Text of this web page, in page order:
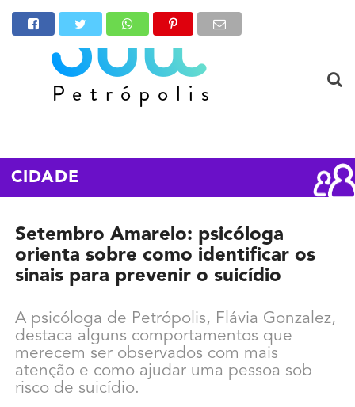
CIDADE
Setembro Amarelo: psicóloga
orienta sobre como identificar os
sinais para prevenir o suicídio
A psicóloga de Petrópolis, Flávia Gonzalez,
destaca alguns comportamentos que
merecem ser observados com mais
atenção e como ajudar uma pessoa sob
risco de suicídio.